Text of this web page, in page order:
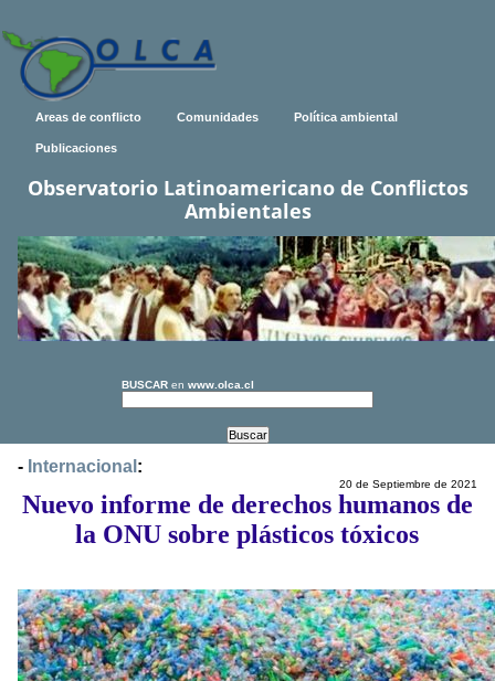
Areas de conflicto Comunidades Política ambiental
Publicaciones
Observatorio Latinoamericano de Conflictos
Ambientales
BUSCAR en www.olca.cl
- Internacional :
20 de Septiembre de 2021
Nuevo informe de derechos humanos de
la ONU sobre plásticos tóxicos